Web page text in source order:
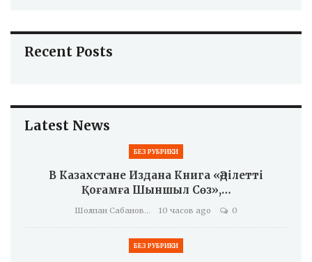
Recent Posts
Latest News
БЕЗ РУБРИКИ
В Казахстане Издана Книга «Әділетті
Қоғамға Шыншыл Сөз»,…
Шолпан Сабанова 10 часов ago 0
БЕЗ РУБРИКИ